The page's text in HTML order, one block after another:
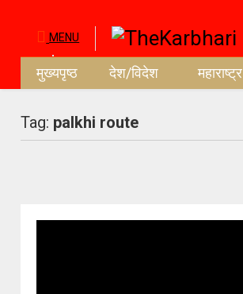
MENU
मुख्यपृष्ठ देश/विदेश महाराष्ट्र
Tag: palkhi route